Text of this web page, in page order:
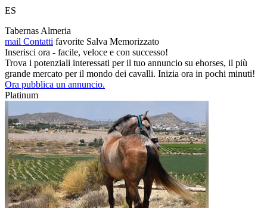
ES
Tabernas Almeria
mail Contatti favorite Salva Memorizzato
Inserisci ora - facile, veloce e con successo!
Trova i potenziali interessati per il tuo annuncio su ehorses, il più
grande mercato per il mondo dei cavalli. Inizia ora in pochi minuti!
Ora pubblica un annuncio.
Platinum